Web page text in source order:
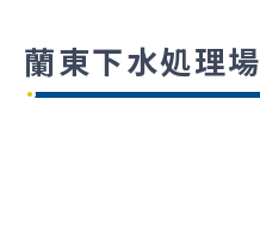
蘭東下水処理場